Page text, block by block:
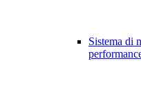
Sistema di